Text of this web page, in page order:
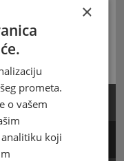
×
prometa.
o vašem
koji